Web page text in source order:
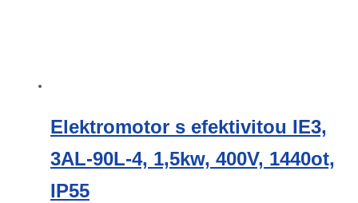
Elektromotor s efektivitou IE3,
3AL-90L-4, 1,5kw, 400V, 1440ot,
IP55